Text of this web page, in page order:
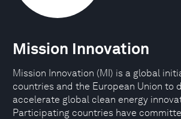
Mission Innovation
Mission Innovation (MI) is a global
countries and the European Union to
accelerate global clean energy
Participating countries have